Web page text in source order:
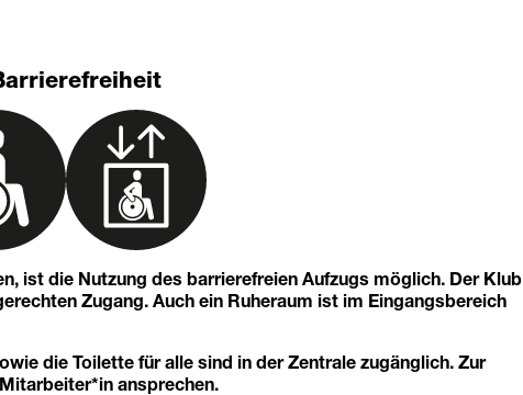
ist die Nutzung des barrierefreien Aufzugs möglich. Der Klub
Zugang. Auch ein Ruheraum ist im Eingangsbereich
die Toilette für alle sind in der Zentrale zugänglich. Zur
ansprechen.